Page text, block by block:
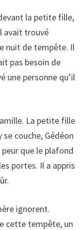
la petite fille,
avait trouvé
nuit de tempête. Il
pas besoin de
une personne qu’il
La petite fille
se couche, Gédéon
peur que le plafond
portes. Il a appris
ignorent.
cette tempête, un